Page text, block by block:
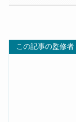
この記事の監修者